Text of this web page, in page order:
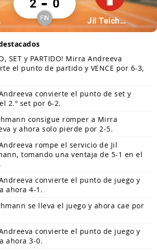
Andreeva
2 0
Finalizado
FIN Partícipe: Jil
Jil Teichmann
SET y PARTIDO! Mirra Andreeva
el punto de partido y VENCE por 6-3,
convierte el punto de set y
2.º set por 6-2.
consigue romper a Mirra
y ahora solo pierde por 2-5.
rompe el servicio de Jil
tomando una ventaja de 5-1 en el
convierte el punto de juego y
ahora 4-1.
se lleva el juego y ahora cae por
convierte el punto de juego y
ahora 3-0.